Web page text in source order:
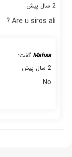
2 سال پیش
Are u siros ali ?
Mahsa گفت:
2 سال پیش
No